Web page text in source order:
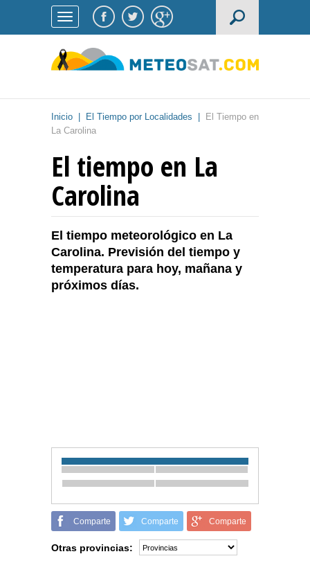
Inicio El Tiempo por Localidades
El Tiempo en
La Carolina
El tiempo en La
Carolina
El tiempo meteorológico en La
Carolina. Previsión del tiempo y
temperatura para hoy, mañana y
próximos días.
Comparte Comparte Comparte
Otras provincias: